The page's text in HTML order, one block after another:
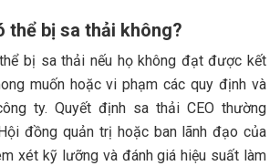
thể bị sa thải không?
bị sa thải nếu họ không đạt được kết
muốn hoặc vi phạm các quy định và
ty. Quyết định sa thải CEO thường
đồng quản trị hoặc ban lãnh đạo của
xét kỹ lưỡng và đánh giá hiệu suất làm